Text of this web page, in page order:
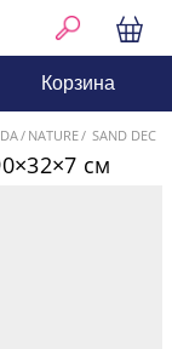
Корзина
NATURE SAND DEC
см